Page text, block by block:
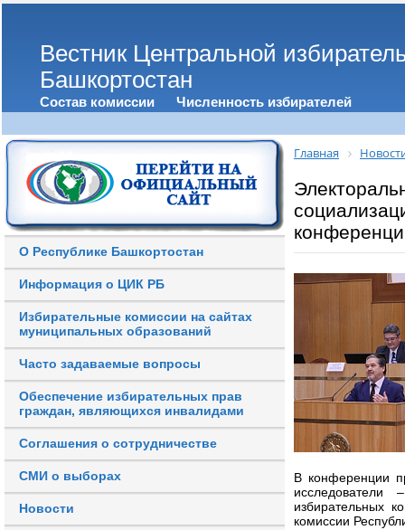
Вестник Центральной
Башкортостан
Состав комиссии Численность избирателей
О Республике Башкортостан
Информация о ЦИК РБ
Избирательные комиссии на сайтах
муниципальных образований
Часто задаваемые вопросы
Обеспечение избирательных прав
граждан, являющихся инвалидами
Соглашения о сотрудничестве
СМИ о выборах
Новости
Главная
В конференции
исследователи
избирательных
комиссии